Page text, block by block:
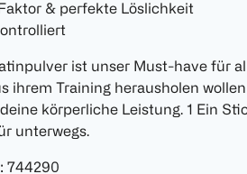
& perfekte Löslichkeit
ist unser Must-have für
ihrem Training herausholen
körperliche Leistung. 1 Ein
unterwegs.
: 744290